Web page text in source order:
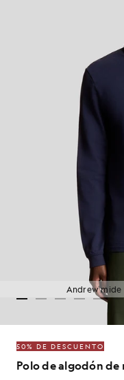
Andrew mide
50% DE DESCUENTO
Polo de algodón de